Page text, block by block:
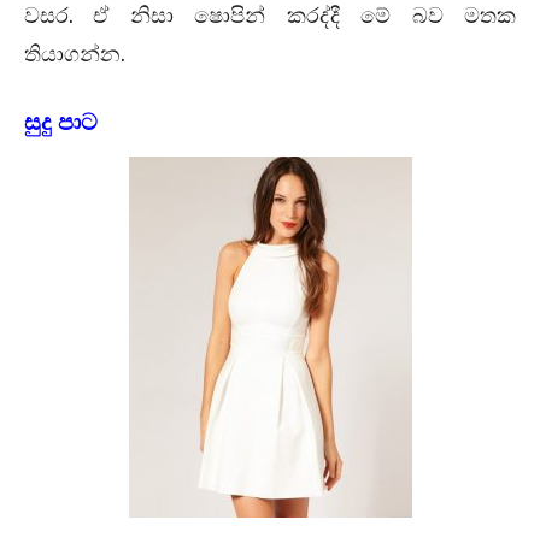
වසර.ඒ නිසා ෂොපින් කරද්දී මේ බව මතක
තියාගන්න.
සුදු පාට